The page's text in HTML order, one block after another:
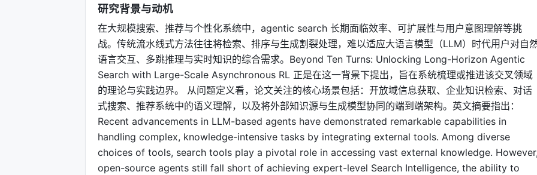
研究背景与动机
在大规模搜索、推荐与个性化系统中，agentic search 长期面临效率、可扩展性与用户意图理解等挑
战。传统流水线式方法往往将检索、排序与生成割裂处理，难以适应大语言模型（LLM）时代用户对自
语言交互、多跳推理与实时知识的综合需求。Beyond Ten Turns: Unlocking Long-Horizon Agentic
Search with Large-Scale Asynchronous RL 正是在这一背景下提出，旨在系统梳理或推进该交叉领域
的理论与实践边界。 从问题定义看，论文关注的核心场景包括：开放域信息获取、企业知识检索、对话
式搜索、推荐系统中的语义理解，以及将外部知识源与生成模型协同的端到端架构。英文摘要指出：
Recent advancements in LLM-based agents have demonstrated remarkable capabilities in
handling complex, knowledge-intensive tasks by integrating external tools. Among diverse
choices of tools, search tools play a pivotal role in accessing vast external knowledge.
open-source agents still fall short of achieving expert-level Search Intelligence, the ability to